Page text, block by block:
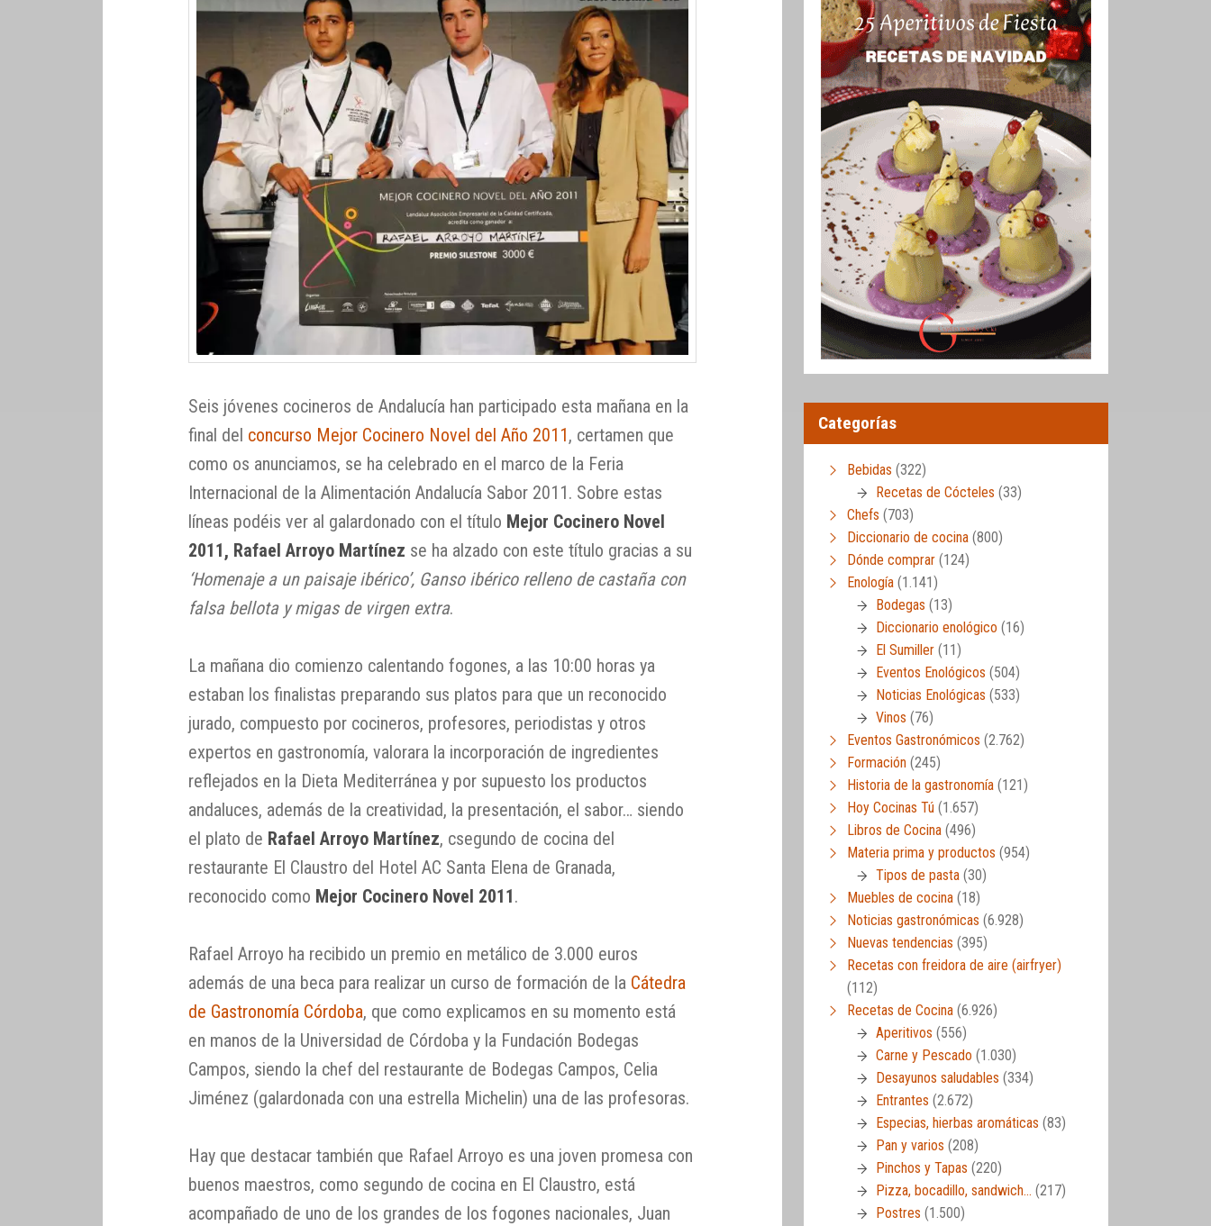
Seis jóvenes cocineros de Andalucía han participado esta mañana en la
final del concurso Mejor Cocinero Novel del Año 2011, certamen que
como os anunciamos, se ha celebrado en el marco de la Feria
Internacional de la Alimentación Andalucía Sabor 2011. Sobre estas
líneas podéis ver al galardonado con el título Mejor Cocinero Novel
2011, Rafael Arroyo Martínez se ha alzado con este título gracias a su
‘Homenaje a un paisaje ibérico’, Ganso ibérico relleno de castaña con
falsa bellota y migas de virgen extra.
La mañana dio comienzo calentando fogones, a las 10:00 horas ya
estaban los finalistas preparando sus platos para que un reconocido
jurado, compuesto por cocineros, profesores, periodistas y otros
expertos en gastronomía, valorara la incorporación de ingredientes
reflejados en la Dieta Mediterránea y por supuesto los productos
andaluces, además de la creatividad, la presentación, el sabor… siendo
el plato de Rafael Arroyo Martínez, csegundo de cocina del
restaurante El Claustro del Hotel AC Santa Elena de Granada,
reconocido como Mejor Cocinero Novel 2011.
Rafael Arroyo ha recibido un premio en metálico de 3.000 euros
además de una beca para realizar un curso de formación de la Cátedra
de Gastronomía Córdoba, que como explicamos en su momento está
en manos de la Universidad de Córdoba y la Fundación Bodegas
Campos, siendo la chef del restaurante de Bodegas Campos, Celia
Jiménez (galardonada con una estrella Michelin) una de las profesoras.
Hay que destacar también que Rafael Arroyo es una joven promesa con
buenos maestros, como segundo de cocina en El Claustro, está
acompañado de uno de los grandes de los fogones nacionales, Juan
Categorías
Bebidas (322)
Recetas de Cócteles (33)
Chefs (703)
Diccionario de cocina (800)
Dónde comprar (124)
Enología (1.141)
Bodegas (13)
Diccionario enológico (16)
El Sumiller (11)
Eventos Enológicos (504)
Noticias Enológicas (533)
Vinos (76)
Eventos Gastronómicos (2.762)
Formación (245)
Historia de la gastronomía (121)
Hoy Cocinas Tú (1.657)
Libros de Cocina (496)
Materia prima y productos (954)
Tipos de pasta (30)
Muebles de cocina (18)
Noticias gastronómicas (6.928)
Nuevas tendencias (395)
Recetas con freidora de aire (airfryer)
(112)
Recetas de Cocina (6.926)
Aperitivos (556)
Carne y Pescado (1.030)
Desayunos saludables (334)
Entrantes (2.672)
Especias, hierbas aromáticas (83)
Pan y varios (208)
Pinchos y Tapas (220)
Pizza, bocadillo, sandwich… (217)
Postres (1.500)